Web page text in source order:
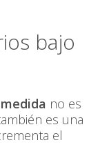
bajo
no es
es una
el